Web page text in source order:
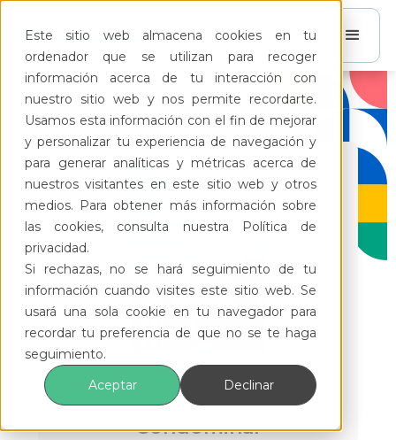
Este sitio web almacena cookies en tu
ordenador que se utilizan para recoger
información acerca de tu interacción con
nuestro sitio web y nos permite recordarte.
Usamos esta información con el fin de mejorar
y personalizar tu experiencia de navegación y
para generar analíticas y métricas acerca de
nuestros visitantes en este sitio web y otros
medios. Para obtener más información sobre
las cookies, consulta nuestra Política de
privacidad.
Si rechazas, no se hará seguimiento de tu
información cuando visites este sitio web. Se
usará una sola cookie en tu navegador para
recordar tu preferencia de que no se te haga
seguimiento.
Aceptar
Declinar
Diferencias entre Asoc.
Civil y Régimen
Condominal